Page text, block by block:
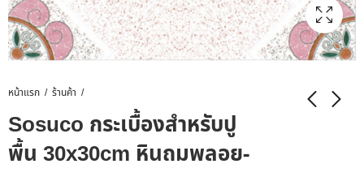
หน้าแรก ร้านค้า
Sosuco กระเบื้องสำหรับปู
พื้น 30x30cm หินถมพลอย-